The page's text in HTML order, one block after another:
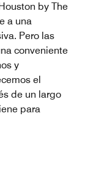
by The
a una
Pero las
conveniente
y
el
de un largo
para